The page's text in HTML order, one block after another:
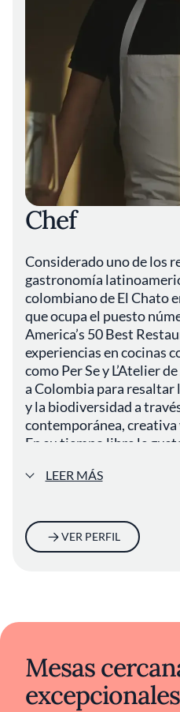
Chef
Considerado uno de los
gastronomía
colombiano de El Chato
que ocupa el puesto
America’s 50 Best
experiencias en cocinas
como Per Se y L’Atelier
a Colombia para resaltar
y la biodiversidad a
contemporánea,
En su tiempo libre le
de ingredientes raros y
LEER MÁS
VER PERFIL
Mesas
excepcionales